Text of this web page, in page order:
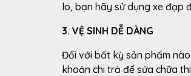
lo, bạn hãy sử dụng xe đạp
3. VỆ SINH DỄ DÀNG
Đối với bất kỳ sản phẩm
khoản chi trả để sửa chữa